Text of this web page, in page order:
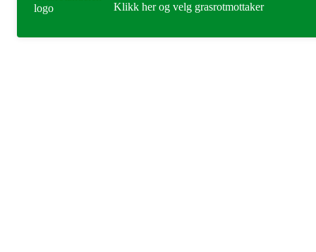
Klikk her og velg grasrotmottaker